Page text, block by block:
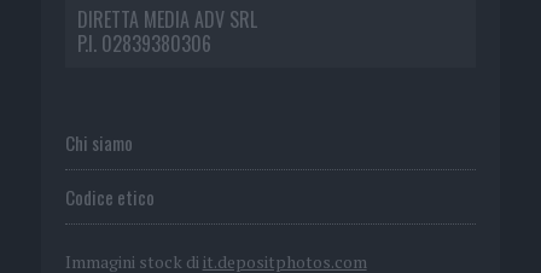
DIRETTA MEDIA ADV SRL
P.I. 02839380306
Chi siamo
Codice etico
Immagini stock di it.depositphotos.com